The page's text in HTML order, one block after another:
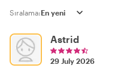
Sıralama:
Astrid
29 July 2026